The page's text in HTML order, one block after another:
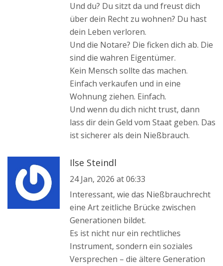
Und du? Du sitzt da und freust dich
über dein Recht zu wohnen? Du hast
dein Leben verloren.
Und die Notare? Die ficken dich ab. Die
sind die wahren Eigentümer.
Kein Mensch sollte das machen.
Einfach verkaufen und in eine
Wohnung ziehen. Einfach.
Und wenn du dich nicht trust, dann
lass dir dein Geld vom Staat geben. Das
ist sicherer als dein Nießbrauch.
Ilse Steindl
24 Jan, 2026 at 06:33
Interessant, wie das Nießbrauchrecht
eine Art zeitliche Brücke zwischen
Generationen bildet.
Es ist nicht nur ein rechtliches
Instrument, sondern ein soziales
Versprechen – die ältere Generation